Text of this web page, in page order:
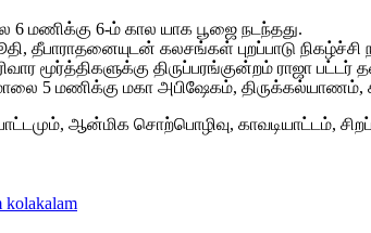
6 மணிக்கு 6-ம் கால யாக பூஜை நடந்தது.
கலசங்கள் புறப்பாடு
மூர்த்திகளுக்கு திருப்பரங்குன்றம் ராஜா
5 மணிக்கு மகா அபிஷேகம், திருக்கல்யாணம்,
ஆன்மிக சொற்பொழிவு, காவடியாட்டம்,
kolakalam